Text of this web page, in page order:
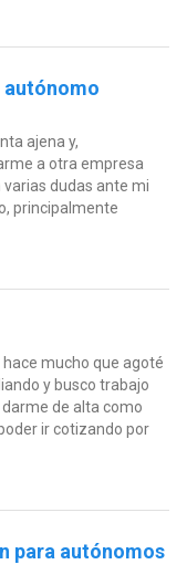
autónomo
ajena y,
a otra empresa
dudas ante mi
principalmente
mucho que agoté
y busco trabajo
de alta como
ir cotizando por
para autónomos